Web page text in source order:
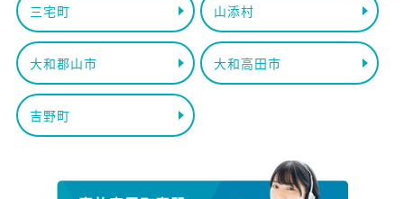
三宅町 山添村
大和郡山市 大和高田市
吉野町